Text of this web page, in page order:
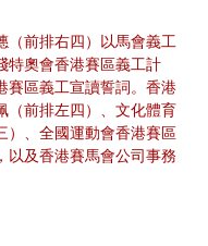
（前排右四）以馬會義工
特奧會香港賽區義工計
賽區義工宣讀誓詞。香港
（前排左四）、文化體育
）、全國運動會香港賽區
以及香港賽馬會公司事務